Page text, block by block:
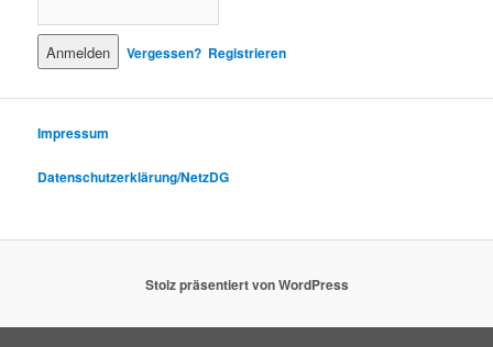
Vergessen? Registrieren
Impressum
Datenschutzerklärung/NetzDG
Stolz präsentiert von WordPress